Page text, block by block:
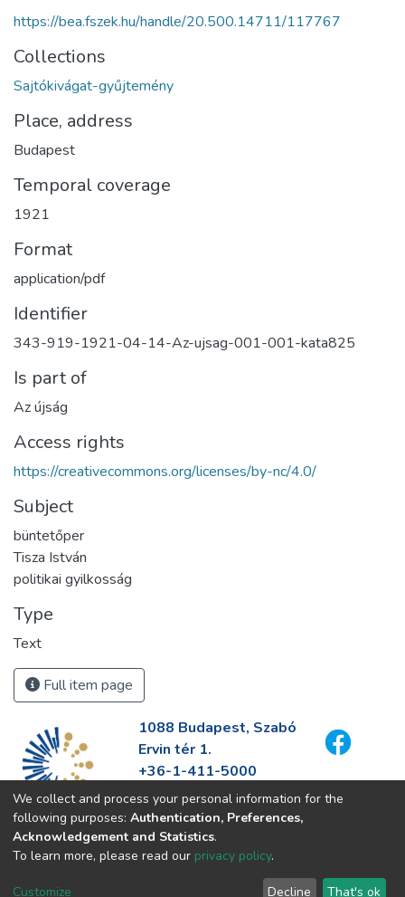
https://bea.fszek.hu/handle/20.500.14711/117767
Collections
Sajtókivágat-gyűjtemény
Place, address
Budapest
Temporal coverage
1921
Format
application/pdf
Identifier
343-919-1921-04-14-Az-ujsag-001-001-kata825
Is part of
Az újság
Access rights
https://creativecommons.org/licenses/by-nc/4.0/
Subject
büntetőper
Tisza István
politikai gyilkosság
Type
Text
Full item page
1088 Budapest, Szabó
Ervin tér 1.
+36-1-411-5000
info@fszek.hu
https://fszek.hu
We collect and process your personal information for the
following purposes: Authentication, Preferences,
Acknowledgement and Statistics.
To learn more, please read our privacy policy.
Customize Decline That's ok